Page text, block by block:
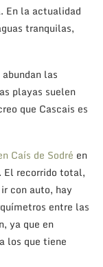
En la actualidad
tranquilas,
las
playas suelen
que Cascais es
Caís de Sodré en
El recorrido total,
con auto, hay
entre las
ya que en
los que tiene